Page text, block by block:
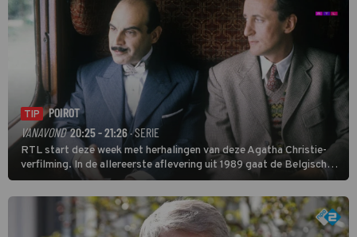
TIP
POIROT
VANAVOND 20:25 - 21:26 · SERIE
RTL start deze week met herhalingen van deze Agatha Christie-
verfilming. In de allereerste aflevering uit 1989 gaat de Belgische
speurder op zoek naar een vermiste kok. Poirot raakt al snel
verwikkeld in een moordzaak. (HH)